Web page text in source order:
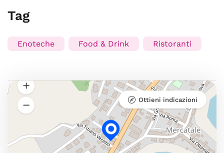
Tag
Enoteche Food & Drink Ristoranti
Ottieni indicazioni